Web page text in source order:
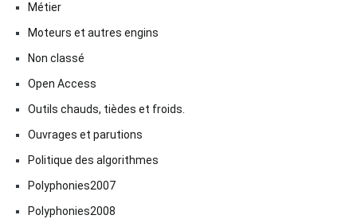
Métier
Moteurs et autres engins
Non classé
Open Access
Outils chauds, tièdes et froids.
Ouvrages et parutions
Politique des algorithmes
Polyphonies2007
Polyphonies2008